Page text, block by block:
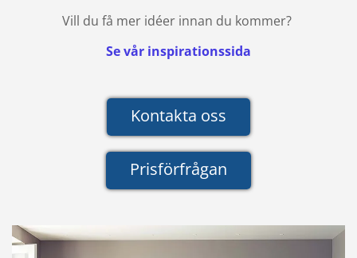
Vill du få mer idéer innan du kommer?
Se vår inspirationssida
Kontakta oss
Prisförfrågan